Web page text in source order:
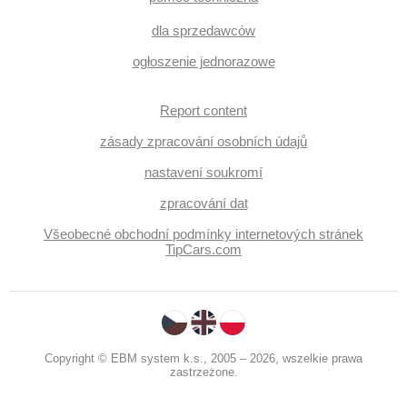
dla sprzedawców
ogłoszenie jednorazowe
Report content
zásady zpracování osobních údajů
nastavení soukromí
zpracování dat
Všeobecné obchodní podmínky internetových stránek
TipCars.com
Copyright © EBM system k.s., 2005 – 2026, wszelkie prawa
zastrzeżone.